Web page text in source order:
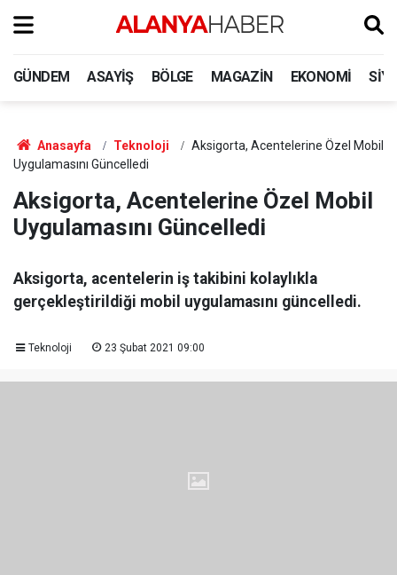
GÜNDEM ASAYIŞ BÖLGE MAGAZIN EKONOMI
Anasayfa Teknoloji
Aksigorta, Acentelerine Özel Mobil
Uygulamasını Güncelledi
Aksigorta, Acentelerine Özel Mobil
Uygulamasını Güncelledi
Aksigorta, acentelerin iş takibini kolaylıkla
gerçekleştirildiği mobil uygulamasını güncelledi.
Teknoloji 23 Şubat 2021 09:00